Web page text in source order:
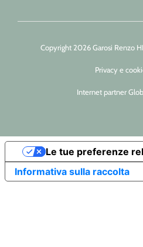
Copyright 2026 Garosi Renzo
Privacy e
Internet partner
Informativa sulla raccolta
Le tue preferenze